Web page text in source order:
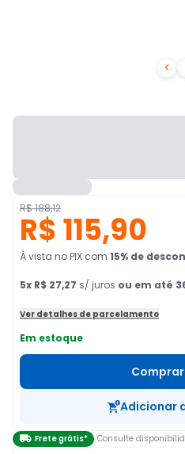

R$ 188,12
R$ 115,90
À vista no PIX com 15% de
5x R$ 27,27 s/ juros ou em até
Ver detalhes de parcelamento
Em estoque
Adicionar
 Frete grátis* Consulte